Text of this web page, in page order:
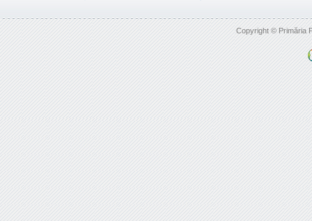
Copyright © Primăria